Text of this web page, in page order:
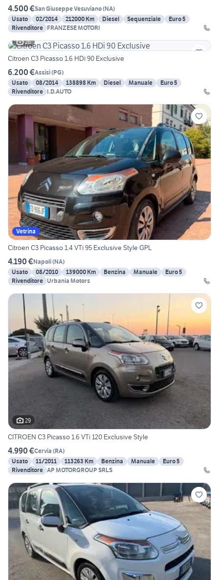
4.500 €San Giuseppe Vesuviano(NA)
Usato
02/2014 212000 Km Diesel Sequenziale
Euro 5
Rivenditore FRANZESE MOTORI
26
Citroen C3 Picasso 1.6 HDi 90 Exclusive
6.200 €Assisi(PG)
Usato
08/2014 138898 Km Diesel Manuale
Euro 5
Rivenditore I.D.AUTO
Vetrina
Citroen C3 Picasso 1.4 VTi 95 Exclusive Style GPL
4.190 €Napoli(NA)
Usato
08/2010 139000 Km Benzina Manuale
Euro 5
Rivenditore Urbania Motors
29
CITROEN C3 Picasso 1.6 VTi 120 Exclusive Style
4.990 €Cervia (RA)
Usato
11/2011 113263 Km Benzina Manuale
Euro 5
Rivenditore AP MOTORGROUP SRLS